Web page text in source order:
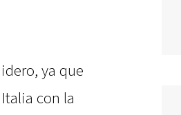
ya que
con la